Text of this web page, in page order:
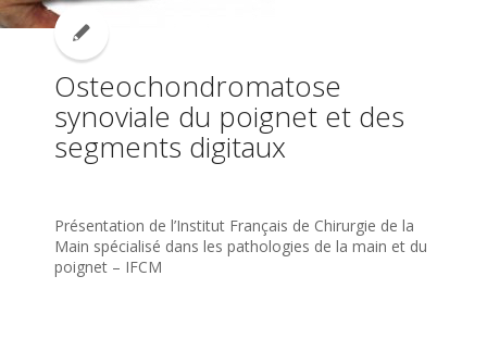
Osteochondromatose
synoviale du poignet et des
segments digitaux
Présentation de l’Institut Français de Chirurgie de la
Main spécialisé dans les pathologies de la main et du
poignet – IFCM